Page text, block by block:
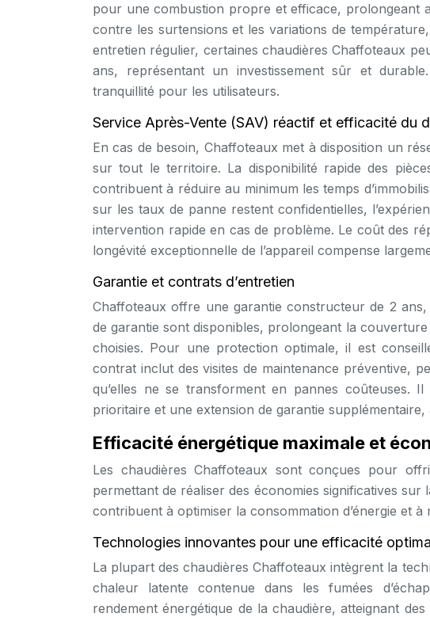
pour une combustion propre et efficace, prolongeant
contre les surtensions et les variations de
entretien régulier, certaines chaudières Chaffoteaux
ans, représentant un investissement sûr et
tranquillité pour les utilisateurs.
Service Après-Vente (SAV) réactif et efficacité du
En cas de besoin, Chaffoteaux met à disposition un
sur tout le territoire. La disponibilité rapide des
contribuent à réduire au minimum les temps
sur les taux de panne restent confidentielles,
intervention rapide en cas de problème. Le coût des
longévité exceptionnelle de l’appareil compense
Garantie et contrats d’entretien
Chaffoteaux offre une garantie constructeur de 2
de garantie sont disponibles, prolongeant la
choisies. Pour une protection optimale, il est
contrat inclut des visites de maintenance préventive,
qu’elles ne se transforment en pannes coûteuses.
prioritaire et une extension de garantie
Efficacité énergétique maximale et
Les chaudières Chaffoteaux sont conçues pour
permettant de réaliser des économies significatives
contribuent à optimiser la consommation d’énergie et à
Technologies innovantes pour une efficacité
La plupart des chaudières Chaffoteaux intègrent la
chaleur latente contenue dans les fumées
rendement énergétique de la chaudière, atteignant